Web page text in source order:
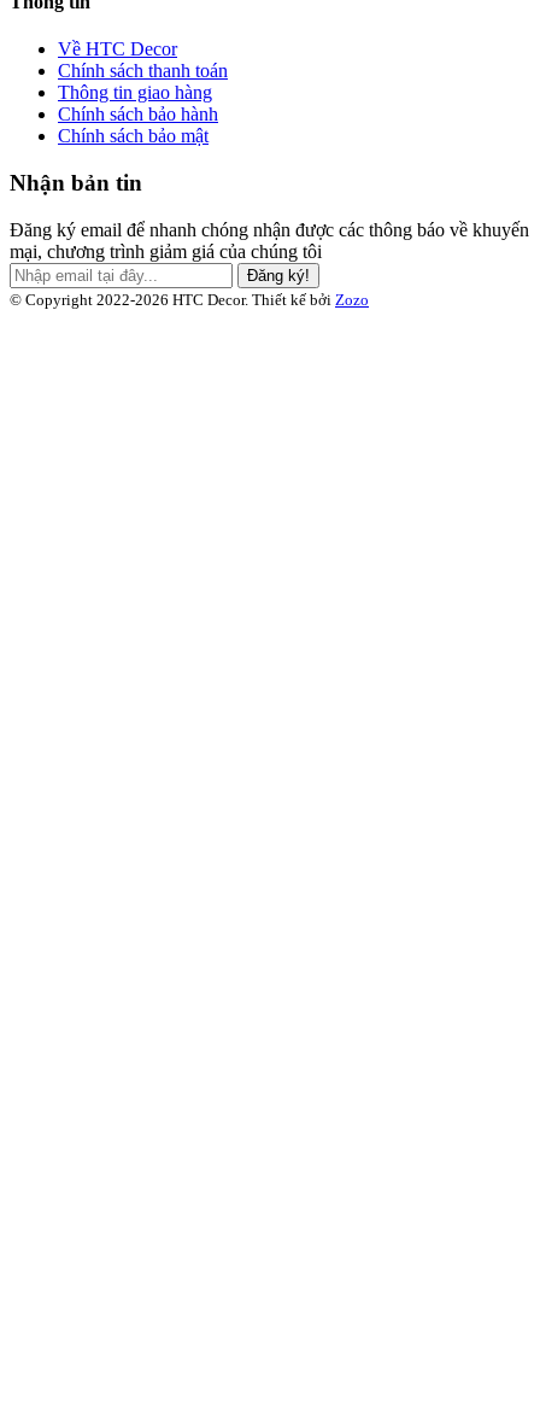
Về HTC Decor
Chính sách thanh toán
Thông tin giao hàng
Chính sách bảo hành
Chính sách bảo mật
Nhận bản tin
Đăng ký email để nhanh chóng nhận được các thông báo về khuyến
mại, chương trình giảm giá của chúng tôi
Đăng ký!
© Copyright 2022-2026 HTC Decor. Thiết kế bởi Zozo